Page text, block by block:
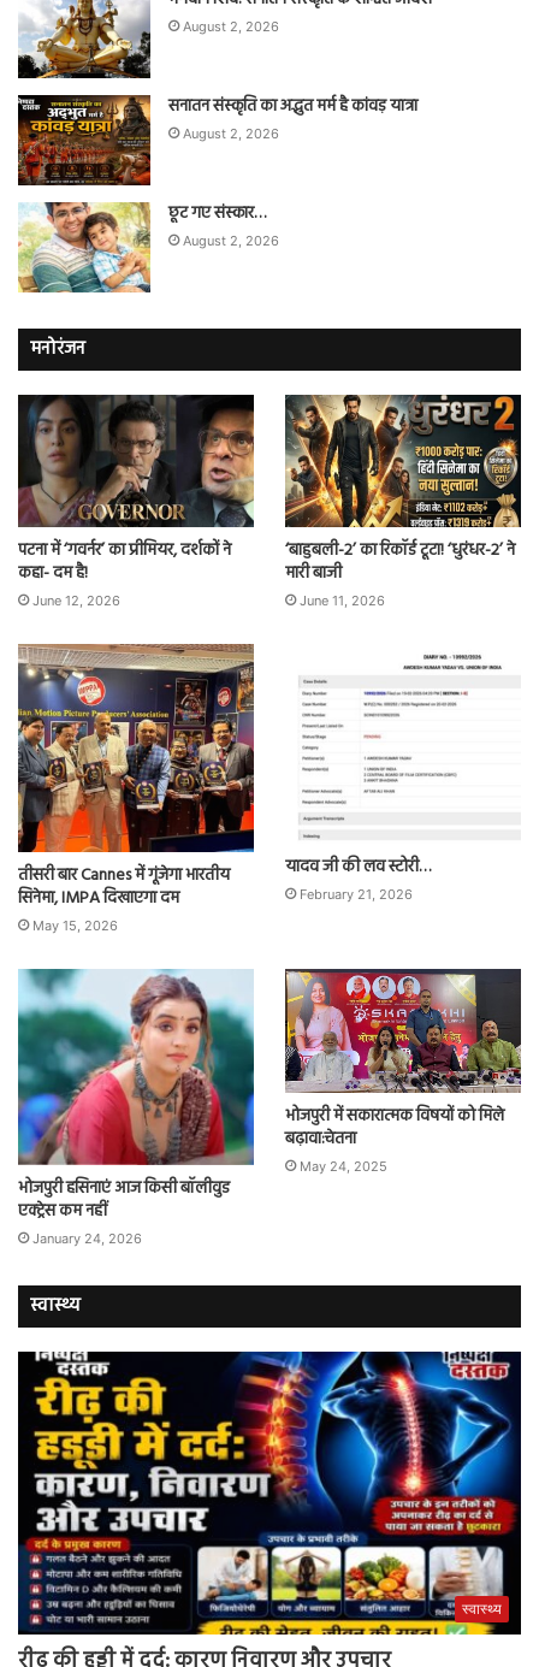
August 2, 2026
सनातन संस्कृति का अद्भुत मर्म है कांवड़ यात्रा
August 2, 2026
छूट गए संस्कार…
August 2, 2026
मनोरंजन
पटना में ‘गवर्नर’ का प्रीमियर, दर्शकों ने
कहा- दम है!
June 12, 2026
‘बाहुबली-2’ का रिकॉर्ड टूटा! ‘धुरंधर-2’ ने
मारी बाजी
June 11, 2026
तीसरी बार Cannes में गूंजेगा भारतीय
सिनेमा, IMPA दिखाएगा दम
May 15, 2026
यादव जी की लव स्टोरी…
February 21, 2026
भोजपुरी हसिनाएं आज किसी बॉलीवुड
एक्ट्रेस कम नहीं
January 24, 2026
भोजपुरी में सकारात्मक विषयों को मिले
बढ़ावा:चेतना
May 24, 2025
स्वास्थ्य
स्वास्थ्य